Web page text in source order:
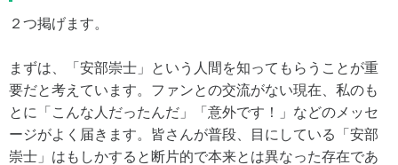
２つ掲げます。
まずは、「安部崇士」という人間を知ってもらうことが重
要だと考えています。ファンとの交流がない現在、私のも
とに「こんな人だったんだ」「意外です！」などのメッセ
ージがよく届きます。皆さんが普段、目にしている「安部
崇士」はもしかすると断片的で本来とは異なった存在であ